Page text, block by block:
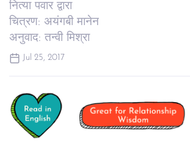
नित्या पवार द्वारा
चित्रण: अयंगबी मानेन
अनुवाद: तन्वी मिश्रा
Jul 25, 2017